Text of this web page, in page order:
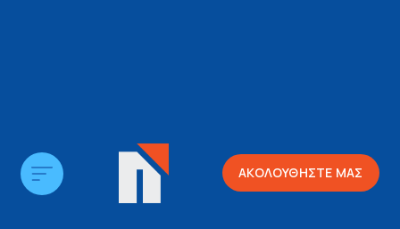
ΑΚΟΛΟΥΘΗΣΤΕ ΜΑΣ